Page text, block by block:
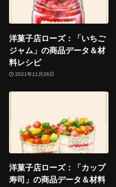
洋菓子店ローズ：「いちご
ジャム」の商品データ＆材
料レシピ
2021年11月26日
洋菓子店ローズ：「カップ
寿司」の商品データ＆材料